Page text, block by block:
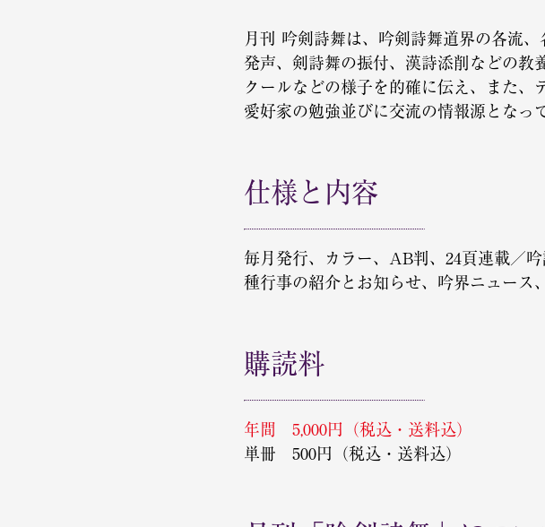
月刊 吟剣詩舞は、吟剣詩舞道界の各流
発声、剣詩舞の振付、漢詩添削などの教
クールなどの様子を的確に伝え、また
愛好家の勉強並びに交流の情報源となっ
仕様と内容
毎月発行、カラー、AB判、24頁連載／
種行事の紹介とお知らせ、吟界ニュース
購読料
年間 5,000円（税込・送料込）
単冊 500円（税込・送料込）